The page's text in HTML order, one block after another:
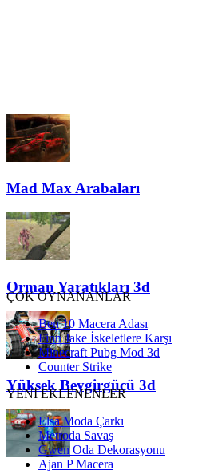
Mad Max Arabaları
Orman Yaratıkları 3d
Yüksek Beygirgücü 3d
ÇOK OYNANANLAR
Ben 10 Macera Adası
Finn Jake İskeletlere Karşı
Minecraft Pubg Mod 3d
Counter Strike
YENİ EKLENENLER
Elsa Moda Çarkı
Metroda Savaş
Gwen Oda Dekorasyonu
Ajan P Macera